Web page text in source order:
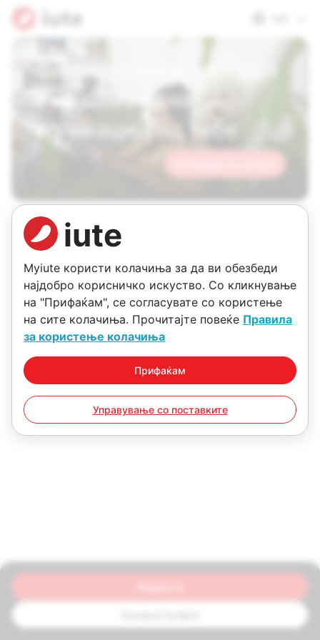
Финансиската слобода
е на само една
апликација од тебе
iute
Myiute користи колачиња за да ви обезбеди
најдобро корисничко искуство. Со кликнување
на "Прифаќам", се согласувате со користење
на сите колачиња. Прочитајте повеќе Правила
за користење колачиња
Прифаќам
Управување со поставките